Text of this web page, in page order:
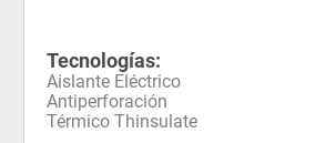
Tecnologías:
Aislante Eléctrico
Antiperforación
Térmico Thinsulate